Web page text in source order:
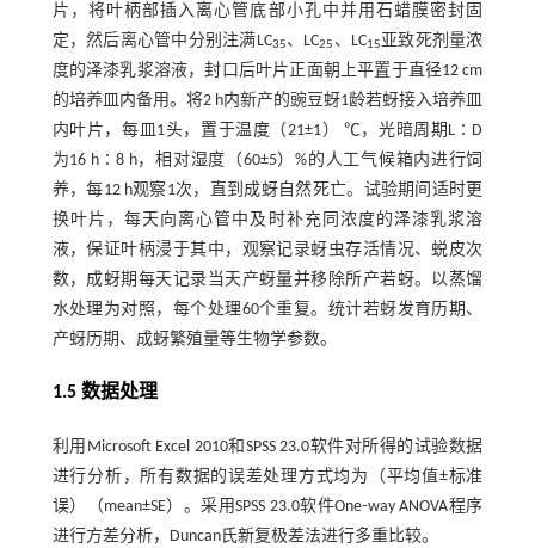
片，将叶柄部插入离心管底部小孔中并用石蜡膜密封固
定，然后离心管中分别注满LC35、LC25 、LC15亚致死剂量浓
度的泽漆乳浆溶液，封口后叶片正面朝上平置于直径12 cm
的培养皿内备用。将2 h内新产的豌豆蚜1龄若蚜接入培养皿
内叶片，每皿1头，置于温度（21±1） ℃，光暗周期L∶D
为16 h∶8 h，相对湿度（60±5）%的人工气候箱内进行饲
养，每12 h观察1次，直到成蚜自然死亡。试验期间适时更
换叶片，每天向离心管中及时补充同浓度的泽漆乳浆溶
液，保证叶柄浸于其中，观察记录蚜虫存活情况、蜕皮次
数，成蚜期每天记录当天产蚜量并移除所产若蚜。以蒸馏
水处理为对照，每个处理60个重复。统计若蚜发育历期、
产蚜历期、成蚜繁殖量等生物学参数。
1.5 数据处理
利用Microsoft Excel 2010和SPSS 23.0软件对所得的试验数据
进行分析，所有数据的误差处理方式均为（平均值±标准
误）（mean±SE）。采用SPSS 23.0软件One⁃way ANOVA程序
进行方差分析，Duncan氏新复极差法进行多重比较。